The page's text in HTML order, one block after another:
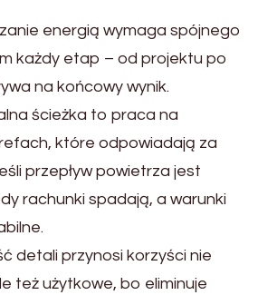
energią wymaga spójnego
każdy etap – od projektu po
na końcowy wynik.
ścieżka to praca na
które odpowiadają za
przepływ powietrza jest
rachunki spadają, a warunki
detali przynosi korzyści nie
też użytkowe, bo eliminuje